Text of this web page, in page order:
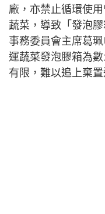
廠，亦禁止循環使
蔬菜，導致「發泡
事務委員會主席葛
運蔬菜發泡膠箱為
有限，難以追上棄置